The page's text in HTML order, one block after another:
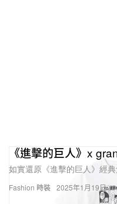
Fashion 時裝
《進擊的巨人》x
如實還原《進擊的巨人》經典
2025年1月19日